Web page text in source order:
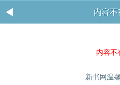
内容不
内容不
新书网温